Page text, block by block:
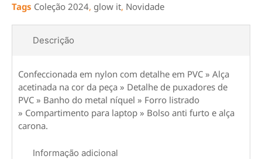
Tags Coleção 2024, glow it, Novidade
Descrição
Informação adicional
Confeccionada em nylon com detalhe em PVC » Alça
acetinada na cor da peça » Detalhe de puxadores de
PVC » Banho do metal níquel » Forro listrado
» Compartimento para laptop » Bolso anti furto e alça
carona.